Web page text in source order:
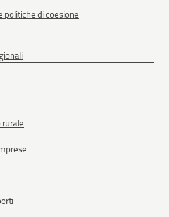
politiche di coesione
rurale